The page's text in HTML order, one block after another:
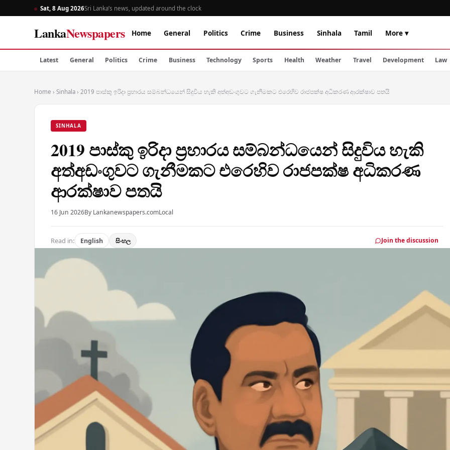
Sat, 8 Aug 2026Sri Lanka’s news, updated around the clock
LankaNewspapers Home General Politics Crime Business Sinhala Tamil More ▾
Latest General Politics Crime Business Technology Sports Health Weather Travel Development Law
Home › Sinhala › 2019 පාස්කු ඉරිදා ප්‍රහාරය සම්බන්ධයෙන් සිදුවිය හැකි අත්අඩංගුවට ගැනීමකට එරෙහිව රාජපක්ෂ අධිකරණ ආරක්ෂාව පතයි
SINHALA
2019 පාස්කු ඉරිදා ප්‍රහාරය සම්බන්ධයෙන් සිදුවිය හැකි
අත්අඩංගුවට ගැනීමකට එරෙහිව රාජපක්ෂ අධිකරණ
ආරක්ෂාව පතයි
16 Jun 2026By Lankanewspapers.comLocal
Read in: English සිංහල Join the discussion